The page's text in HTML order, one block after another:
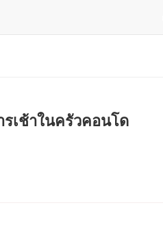
เช้าในครัวคอนโด